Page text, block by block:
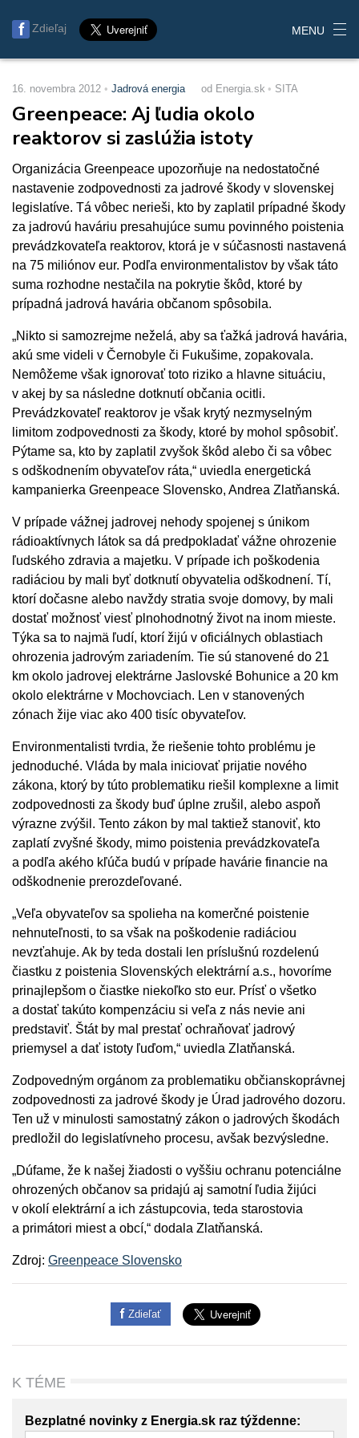
Zdieľaj MENU
16. novembra 2012 Jadrová energia od Energia.sk SITA
Greenpeace: Aj ľudia okolo
reaktorov si zaslúžia istoty
Organizácia Greenpeace upozorňuje na nedostatočné
nastavenie zodpovednosti za jadrové škody v slovenskej
legislatíve. Tá vôbec nerieši, kto by zaplatil prípadné škody
za jadrovú haváriu presahujúce sumu povinného poistenia
prevádzkovateľa reaktorov, ktorá je v súčasnosti nastavená
na 75 miliónov eur. Podľa environmentalistov by však táto
suma rozhodne nestačila na pokrytie škôd, ktoré by
prípadná jadrová havária občanom spôsobila.
„Nikto si samozrejme neželá, aby sa ťažká jadrová havária,
akú sme videli v Černobyle či Fukušime, zopakovala.
Nemôžeme však ignorovať toto riziko a hlavne situáciu,
v akej by sa následne dotknutí občania ocitli.
Prevádzkovateľ reaktorov je však krytý nezmyselným
limitom zodpovednosti za škody, ktoré by mohol spôsobiť.
Pýtame sa, kto by zaplatil zvyšok škôd alebo či sa vôbec
s odškodnením obyvateľov ráta,“ uviedla energetická
kampanierka Greenpeace Slovensko, Andrea Zlatňanská.
V prípade vážnej jadrovej nehody spojenej s únikom
rádioaktívnych látok sa dá predpokladať vážne ohrozenie
ľudského zdravia a majetku. V prípade ich poškodenia
radiáciou by mali byť dotknutí obyvatelia odškodnení. Tí,
ktorí dočasne alebo navždy stratia svoje domovy, by mali
dostať možnosť viesť plnohodnotný život na inom mieste.
Týka sa to najmä ľudí, ktorí žijú v oficiálnych oblastiach
ohrozenia jadrovým zariadením. Tie sú stanovené do 21
km okolo jadrovej elektrárne Jaslovské Bohunice a 20 km
okolo elektrárne v Mochovciach. Len v stanovených
zónach žije viac ako 400 tisíc obyvateľov.
Environmentalisti tvrdia, že riešenie tohto problému je
jednoduché. Vláda by mala iniciovať prijatie nového
zákona, ktorý by túto problematiku riešil komplexne a limit
zodpovednosti za škody buď úplne zrušil, alebo aspoň
výrazne zvýšil. Tento zákon by mal taktiež stanoviť, kto
zaplatí zvyšné škody, mimo poistenia prevádzkovateľa
a podľa akého kľúča budú v prípade havárie financie na
odškodnenie prerozdeľované.
„Veľa obyvateľov sa spolieha na komerčné poistenie
nehnuteľnosti, to sa však na poškodenie radiáciou
nevzťahuje. Ak by teda dostali len príslušnú rozdelenú
čiastku z poistenia Slovenských elektrární a.s., hovoríme
prinajlepšom o čiastke niekoľko sto eur. Prísť o všetko
a dostať takúto kompenzáciu si veľa z nás nevie ani
predstaviť. Štát by mal prestať ochraňovať jadrový
priemysel a dať istoty ľuďom,“ uviedla Zlatňanská.
Zodpovedným orgánom za problematiku občianskoprávnej
zodpovednosti za jadrové škody je Úrad jadrového dozoru.
Ten už v minulosti samostatný zákon o jadrových škodách
predložil do legislatívneho procesu, avšak bezvýsledne.
„Dúfame, že k našej žiadosti o vyššiu ochranu potenciálne
ohrozených občanov sa pridajú aj samotní ľudia žijúci
v okolí elektrární a ich zástupcovia, teda starostovia
a primátori miest a obcí,“ dodala Zlatňanská.
Zdroj: Greenpeace Slovensko
Zdieľať
K TÉME
Bezplatné novinky z Energia.sk raz týždenne: